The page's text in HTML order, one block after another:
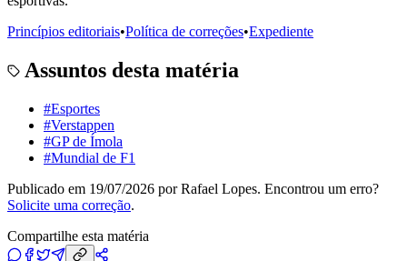
Princípios editoriais•Política de correções•Expediente
Assuntos desta matéria
#Esportes
#Verstappen
#GP de Ímola
#Mundial de F1
Publicado em 19/07/2026 por Rafael Lopes. Encontrou um erro?
Solicite uma correção.
Compartilhe esta matéria